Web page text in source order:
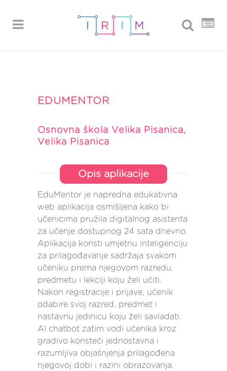
EDUMENTOR
Osnovna škola Velika Pisanica,
Velika Pisanica
Opis aplikacije
EduMentor je napredna edukativna
web aplikacija osmišljena kako bi
učenicima pružila digitalnog asistenta
za učenje dostupnog 24 sata dnevno.
Aplikacija koristi umjetnu inteligenciju
za prilagođavanje sadržaja svakom
učeniku prema njegovom razredu,
predmetu i lekciji koju želi učiti.
Nakon registracije i prijave, učenik
odabire svoj razred, predmet i
nastavnu jedinicu koju želi savladati.
AI chatbot zatim vodi učenika kroz
gradivo koristeći jednostavna i
razumljiva objašnjenja prilagođena
njegovoj dobi i razini obrazovanja.